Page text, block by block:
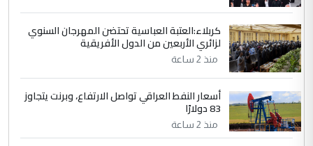
الموضوع :الجواهري يرد على صدام حسين سل
مضجعيك يابن الزنا (نص كامل)
كربلاء:العتبة العباسية تحتضن المهرجان السنوي
لزائري الأربعين من الدول الأفريقية
منذ 2 ساعة
أسعار النفط العراقي تواصل الارتفاع، وبرنت يتجاوز
83 دولارًا
منذ 2 ساعة